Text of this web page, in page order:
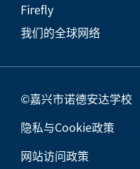
Firefly
我们的全球网络
©嘉兴市诺德安达学校
隐私与Cookie政策
网站访问政策